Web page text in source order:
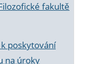
fakultě
poskytování
na úroky